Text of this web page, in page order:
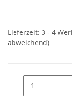
Lieferzeit: 3 - 4
abweichend)